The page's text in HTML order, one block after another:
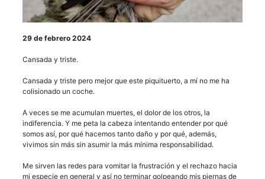
29 de febrero 2024
Cansada y triste.
Cansada y triste pero mejor que este piquituerto, a mí no me ha
colisionado un coche.
A veces se me acumulan muertes, el dolor de los otros, la
indiferencia. Y me peta la cabeza intentando entender por qué
somos así, por qué hacemos tanto daño y por qué, además,
vivimos sin más sin asumir la más mínima responsabilidad.
Me sirven las redes para vomitar la frustración y el rechazo hacia
mi especie en general y así no terminar golpeando mis piernas de